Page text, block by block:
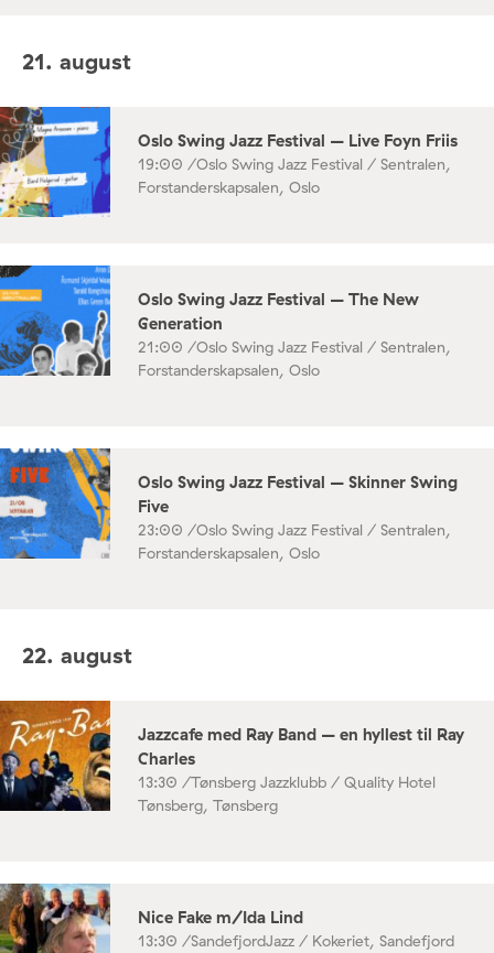
21. august
Oslo Swing Jazz Festival – Live Foyn Friis
19:00 /Oslo Swing Jazz Festival / Sentralen,
Forstanderskapsalen, Oslo
Oslo Swing Jazz Festival – The New
Generation
21:00 /Oslo Swing Jazz Festival / Sentralen,
Forstanderskapsalen, Oslo
Oslo Swing Jazz Festival – Skinner Swing
Five
23:00 /Oslo Swing Jazz Festival / Sentralen,
Forstanderskapsalen, Oslo
22. august
Jazzcafe med Ray Band – en hyllest til Ray
Charles
13:30 /Tønsberg Jazzklubb / Quality Hotel
Tønsberg, Tønsberg
Nice Fake m/Ida Lind
13:30 /SandefjordJazz / Kokeriet, Sandefjord